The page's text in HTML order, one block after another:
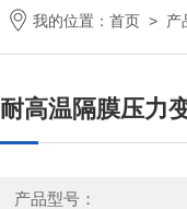
我的位置： 首页 > 产
耐高温隔膜压力
产品型号：